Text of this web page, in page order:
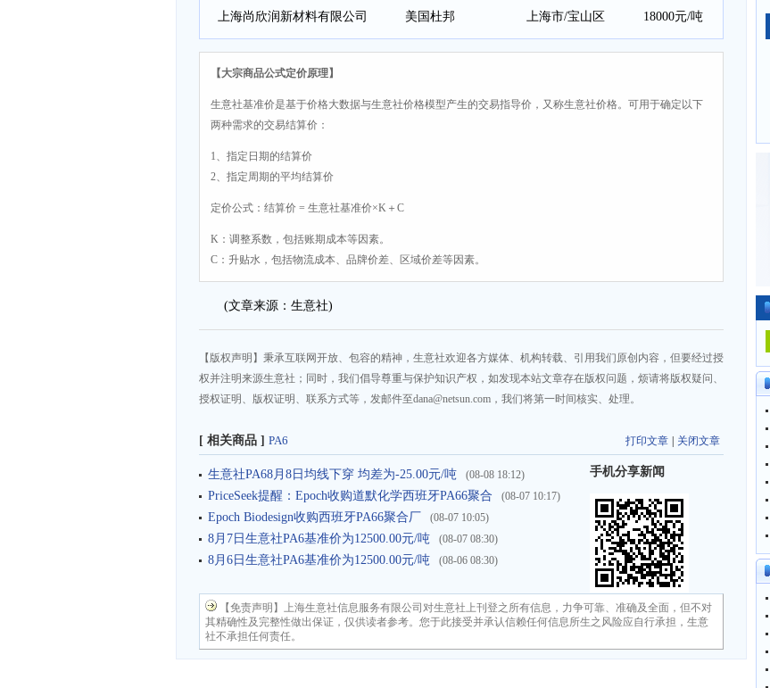
上海尚欣润新材料有限公司 美国杜邦 上海市/宝山区 18000元/吨
【大宗商品公式定价原理】
生意社基准价是基于价格大数据与生意社价格模型产生的交易指导价，又称生意社价格。可用于确定以下
两种需求的交易结算价：
1、指定日期的结算价
2、指定周期的平均结算价
定价公式：结算价 = 生意社基准价×K＋C
K：调整系数，包括账期成本等因素。
C：升贴水，包括物流成本、品牌价差、区域价差等因素。
(文章来源：生意社)
【版权声明】秉承互联网开放、包容的精神，生意社欢迎各方媒体、机构转载、引用我们原创内容，但要经过授
权并注明来源生意社；同时，我们倡导尊重与保护知识产权，如发现本站文章存在版权问题，烦请将版权疑问、
授权证明、版权证明、联系方式等，发邮件至dana@netsun.com，我们将第一时间核实、处理。
打印文章 关闭文章
[ 相关商品 ] PA6
生意社PA68月8日均线下穿 均差为-25.00元/吨 (08-08 18:12)
PriceSeek提醒：Epoch收购道默化学西班牙PA66聚合 (08-07 10:17)
Epoch Biodesign收购西班牙PA66聚合厂 (08-07 10:05)
8月7日生意社PA6基准价为12500.00元/吨 (08-07 08:30)
8月6日生意社PA6基准价为12500.00元/吨 (08-06 08:30)
手机分享新闻
【免责声明】上海生意社信息服务有限公司对生意社上刊登之所有信息，力争可靠、准确及全面，但不对
其精确性及完整性做出保证，仅供读者参考。您于此接受并承认信赖任何信息所生之风险应自行承担，生意
社不承担任何责任。